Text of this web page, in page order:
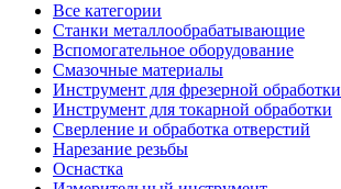
Все категории
Станки металлообрабатывающие
Вспомогательное оборудование
Смазочные материалы
Инструмент для фрезерной обработки
Инструмент для токарной обработки
Сверление и обработка отверстий
Нарезание резьбы
Оснастка